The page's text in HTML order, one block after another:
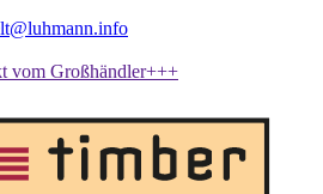
vom Großhändler+++